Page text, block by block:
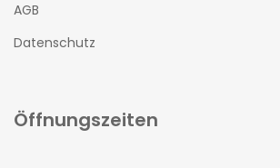
AGB
Datenschutz
Öffnungszeiten